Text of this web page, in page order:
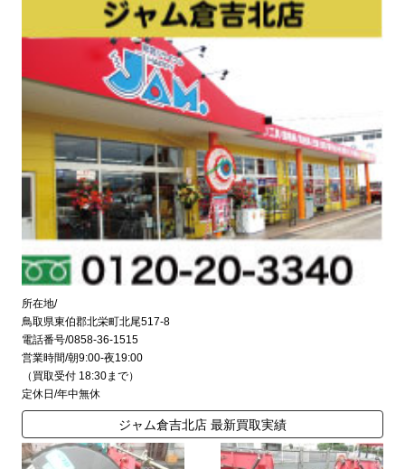
所在地/
鳥取県東伯郡北栄町北尾517-8
電話番号/0858-36-1515
営業時間/朝9:00-夜19:00
（買取受付 18:30まで）
定休日/年中無休
ジャム倉吉北店 最新買取実績